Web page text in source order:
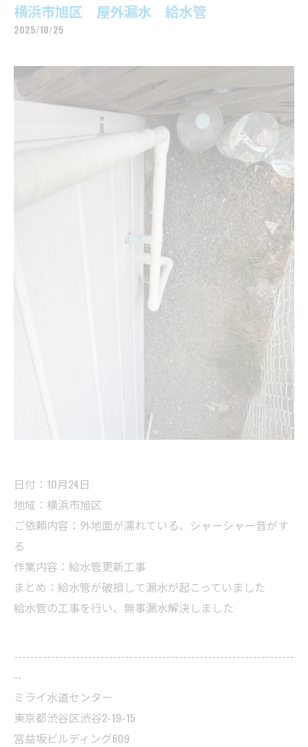
横浜市旭区 屋外漏水 給水管
2025/10/25
日付：10月24日
地域：横浜市旭区
ご依頼内容：外地面が濡れている、シャーシャー音がす
る
作業内容：給水管更新工事
まとめ：給水管が破損して漏水が起こっていました
給水管の工事を行い、無事漏水解決しました
--------------------------------------------------------------------
--
ミライ水道センター
東京都渋谷区渋谷2-19-15
宮益坂ビルディング609